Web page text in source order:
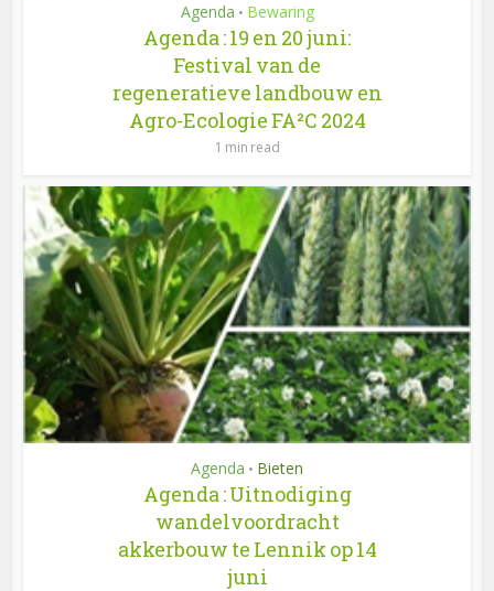
Agenda • Bewaring
Agenda : 19 en 20 juni:
Festival van de
regeneratieve landbouw en
Agro-Ecologie FA²C 2024
1 min read
Agenda • Bieten
Agenda : Uitnodiging
wandelvoordracht
akkerbouw te Lennik op 14
juni